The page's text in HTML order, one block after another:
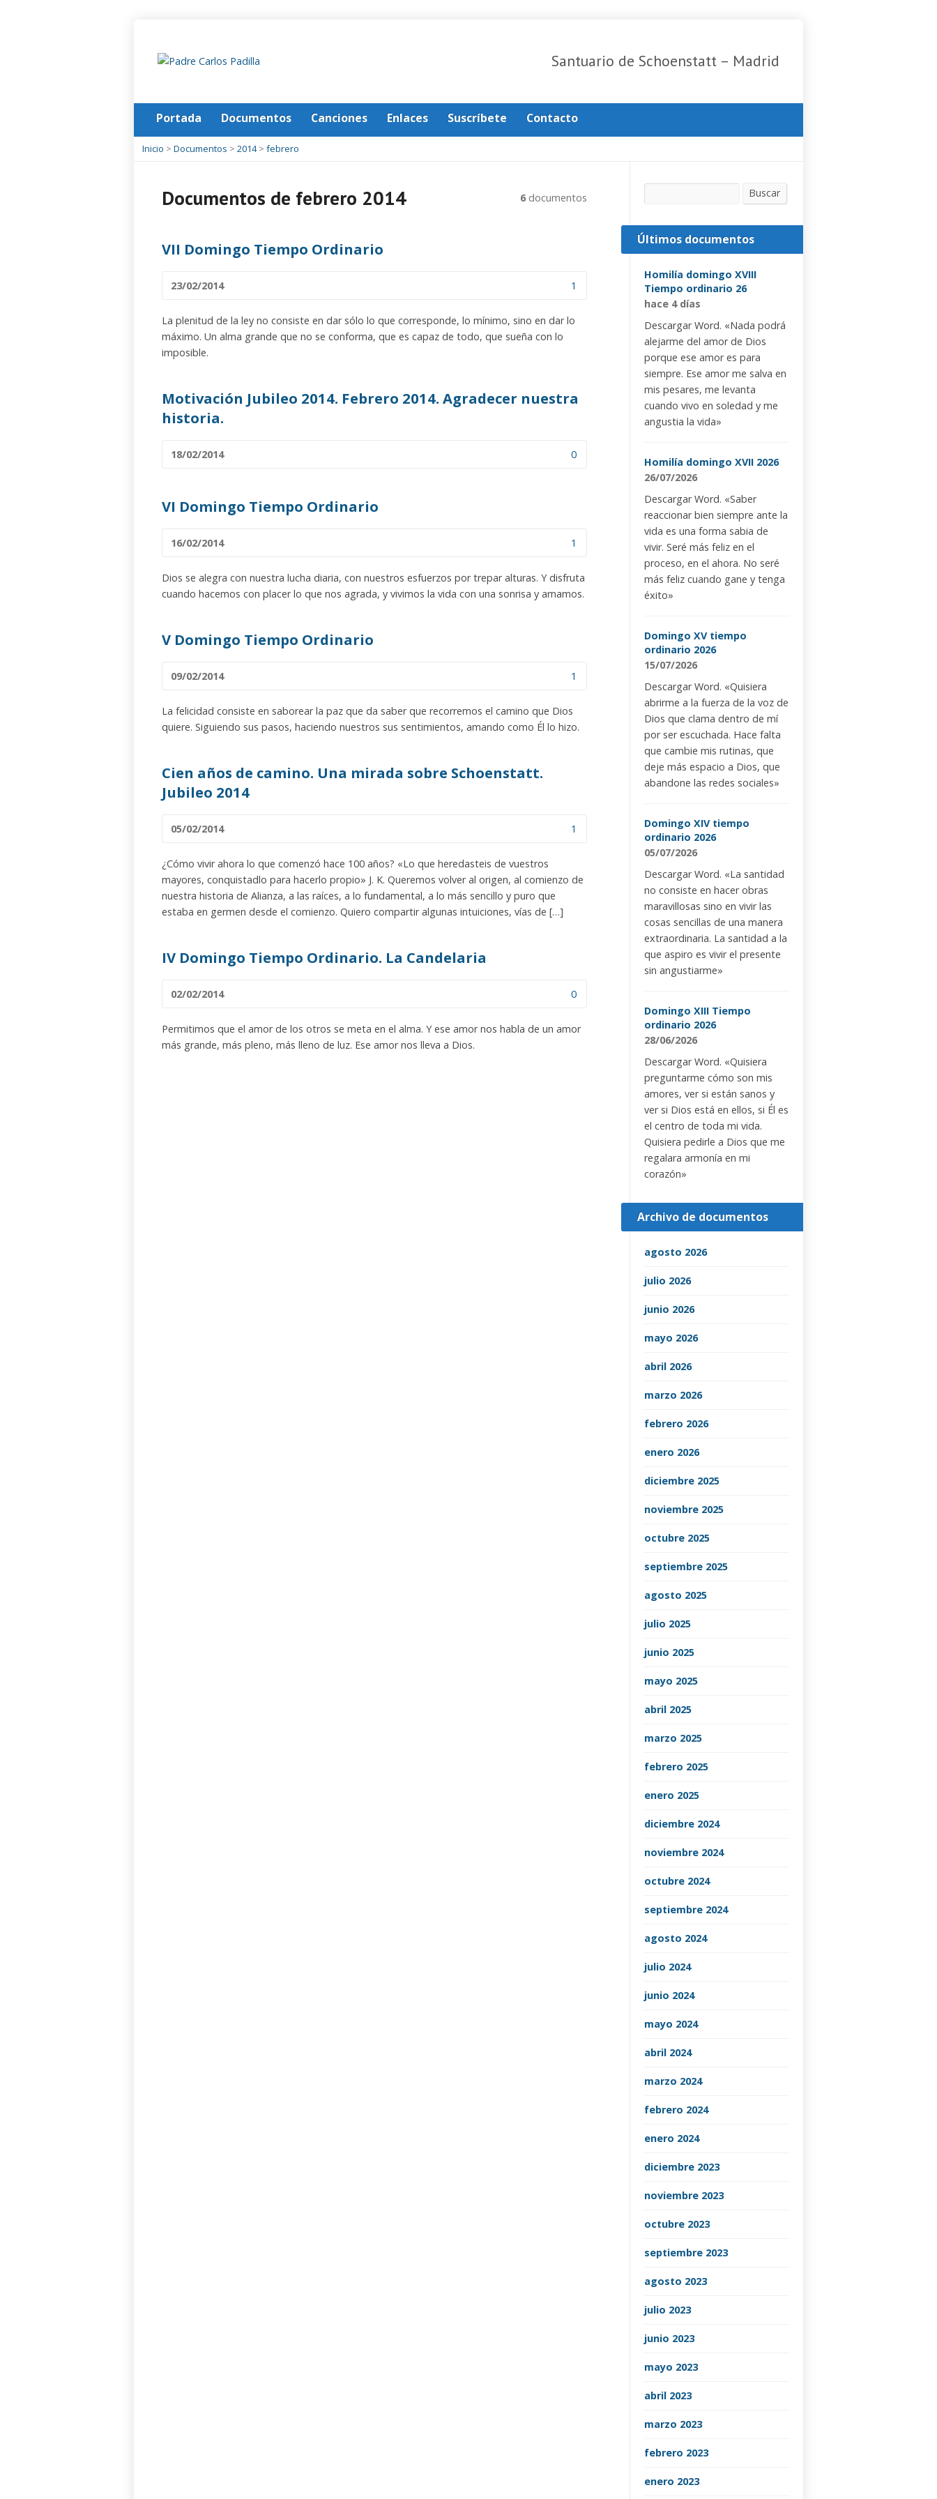
Santuario de Schoenstatt – Madrid
Portada Documentos Canciones Enlaces Suscríbete Contacto
Inicio > Documentos > 2014> febrero
Documentos de febrero 2014 6 documentos
VII Domingo Tiempo Ordinario
23/02/2014 1
La plenitud de la ley no consiste en dar sólo lo que corresponde, lo mínimo, sino en dar lo
máximo. Un alma grande que no se conforma, que es capaz de todo, que sueña con lo
imposible.
Motivación Jubileo 2014. Febrero 2014. Agradecer nuestra
historia.
18/02/2014 0
VI Domingo Tiempo Ordinario
16/02/2014 1
Dios se alegra con nuestra lucha diaria, con nuestros esfuerzos por trepar alturas. Y disfruta
cuando hacemos con placer lo que nos agrada, y vivimos la vida con una sonrisa y amamos.
V Domingo Tiempo Ordinario
09/02/2014 1
La felicidad consiste en saborear la paz que da saber que recorremos el camino que Dios
quiere. Siguiendo sus pasos, haciendo nuestros sus sentimientos, amando como Él lo hizo.
Cien años de camino. Una mirada sobre Schoenstatt.
Jubileo 2014
05/02/2014 1
¿Cómo vivir ahora lo que comenzó hace 100 años? «Lo que heredasteis de vuestros
mayores, conquistadlo para hacerlo propio» J. K. Queremos volver al origen, al comienzo de
nuestra historia de Alianza, a las raíces, a lo fundamental, a lo más sencillo y puro que
estaba en germen desde el comienzo. Quiero compartir algunas intuiciones, vías de […]
IV Domingo Tiempo Ordinario. La Candelaria
02/02/2014 0
Permitimos que el amor de los otros se meta en el alma. Y ese amor nos habla de un amor
más grande, más pleno, más lleno de luz. Ese amor nos lleva a Dios.
Buscar
Últimos documentos
Homilía domingo XVIII
Tiempo ordinario 26
hace 4 días
Descargar Word. «Nada podrá
alejarme del amor de Dios
porque ese amor es para
siempre. Ese amor me salva en
mis pesares, me levanta
cuando vivo en soledad y me
angustia la vida»
Homilía domingo XVII 2026
26/07/2026
Descargar Word. «Saber
reaccionar bien siempre ante la
vida es una forma sabia de
vivir. Seré más feliz en el
proceso, en el ahora. No seré
más feliz cuando gane y tenga
éxito»
Domingo XV tiempo
ordinario 2026
15/07/2026
Descargar Word. «Quisiera
abrirme a la fuerza de la voz de
Dios que clama dentro de mí
por ser escuchada. Hace falta
que cambie mis rutinas, que
deje más espacio a Dios, que
abandone las redes sociales»
Domingo XIV tiempo
ordinario 2026
05/07/2026
Descargar Word. «La santidad
no consiste en hacer obras
maravillosas sino en vivir las
cosas sencillas de una manera
extraordinaria. La santidad a la
que aspiro es vivir el presente
sin angustiarme»
Domingo XIII Tiempo
ordinario 2026
28/06/2026
Descargar Word. «Quisiera
preguntarme cómo son mis
amores, ver si están sanos y
ver si Dios está en ellos, si Él es
el centro de toda mi vida.
Quisiera pedirle a Dios que me
regalara armonía en mi
corazón»
Archivo de documentos
agosto 2026
julio 2026
junio 2026
mayo 2026
abril 2026
marzo 2026
febrero 2026
enero 2026
diciembre 2025
noviembre 2025
octubre 2025
septiembre 2025
agosto 2025
julio 2025
junio 2025
mayo 2025
abril 2025
marzo 2025
febrero 2025
enero 2025
diciembre 2024
noviembre 2024
octubre 2024
septiembre 2024
agosto 2024
julio 2024
junio 2024
mayo 2024
abril 2024
marzo 2024
febrero 2024
enero 2024
diciembre 2023
noviembre 2023
octubre 2023
septiembre 2023
agosto 2023
julio 2023
junio 2023
mayo 2023
abril 2023
marzo 2023
febrero 2023
enero 2023